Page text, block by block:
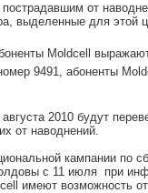
от
выделенные для этой
Moldcell
9491, абоненты
2010 будут
от наводнений.
кампании по
с 11 июля при
имеют возможность